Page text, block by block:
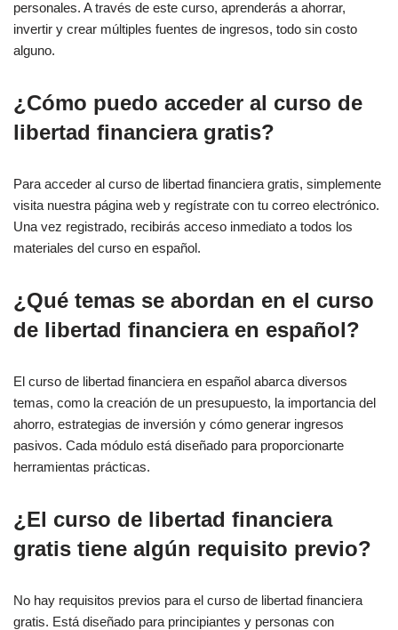
personales. A través de este curso, aprenderás a ahorrar,
invertir y crear múltiples fuentes de ingresos, todo sin costo
alguno.
¿Cómo puedo acceder al curso de
libertad financiera gratis?
Para acceder al curso de libertad financiera gratis, simplemente
visita nuestra página web y regístrate con tu correo electrónico.
Una vez registrado, recibirás acceso inmediato a todos los
materiales del curso en español.
¿Qué temas se abordan en el curso
de libertad financiera en español?
El curso de libertad financiera en español abarca diversos
temas, como la creación de un presupuesto, la importancia del
ahorro, estrategias de inversión y cómo generar ingresos
pasivos. Cada módulo está diseñado para proporcionarte
herramientas prácticas.
¿El curso de libertad financiera
gratis tiene algún requisito previo?
No hay requisitos previos para el curso de libertad financiera
gratis. Está diseñado para principiantes y personas con